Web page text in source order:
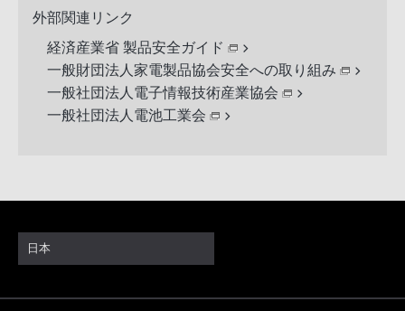
外部関連リンク
経済産業省 製品安全ガイド
一般財団法人家電製品協会安全への取り組み
一般社団法人電子情報技術産業協会
一般社団法人電池工業会
日本